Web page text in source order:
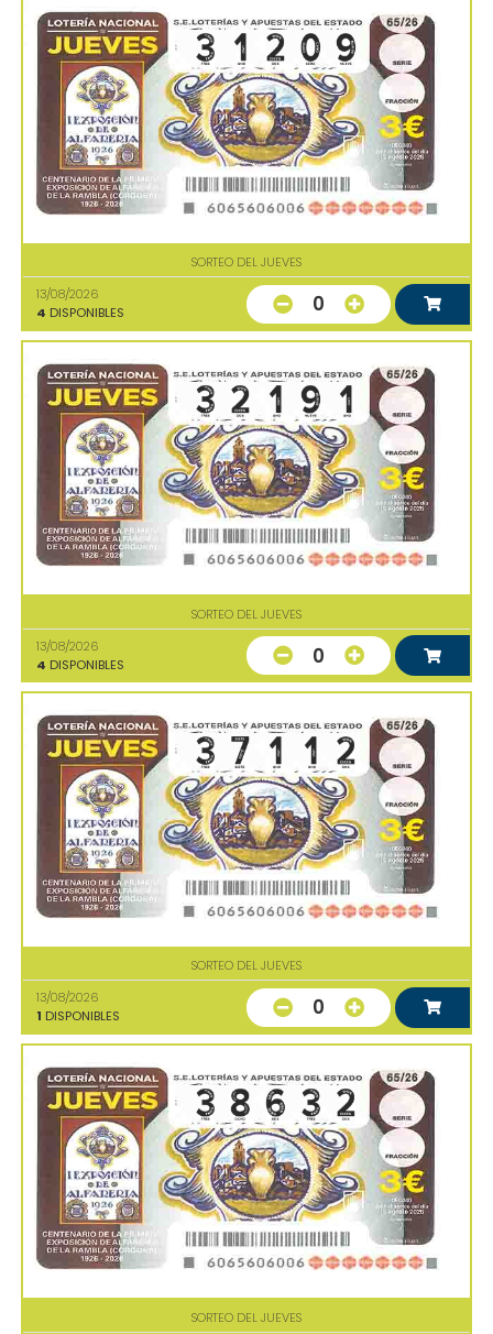
SORTEO DEL JUEVES
13/08/2026
4 DISPONIBLES 0
SORTEO DEL JUEVES
13/08/2026
4 DISPONIBLES 0
SORTEO DEL JUEVES
13/08/2026
1 DISPONIBLES 0
SORTEO DEL JUEVES